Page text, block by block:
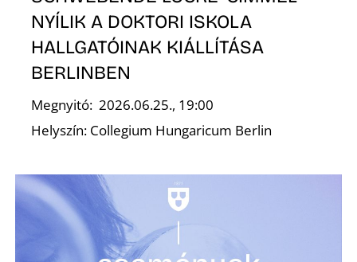
NYÍLIK A DOKTORI ISKOLA
HALLGATÓINAK KIÁLLÍTÁSA
BERLINBEN
Megnyitó: 2026.06.25., 19:00
Helyszín: Collegium Hungaricum Berlin